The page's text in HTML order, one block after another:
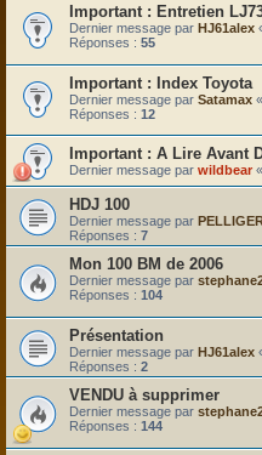
Entretien
Dernier message par HJ61alex
Réponses : 55
Index Toyota
Dernier message par Satamax «
Réponses : 12
A Lire Avant
Dernier message par wildbear «
HDJ 100
Dernier message par
Réponses : 7
Mon 100 BM de 2006
Dernier message par
Réponses : 104
Présentation
Dernier message par HJ61alex
Réponses : 2
VENDU à supprimer
Dernier message par
Réponses : 144